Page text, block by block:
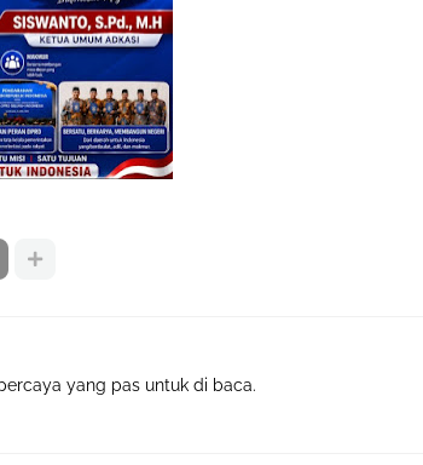
yang pas untuk di baca.